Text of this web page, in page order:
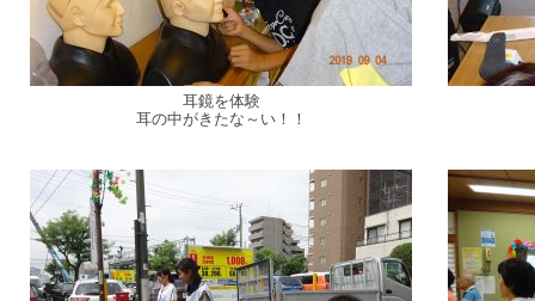
耳鏡を体験
耳の中がきたな～い！！